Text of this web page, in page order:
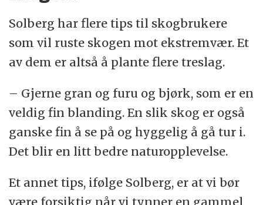
Solberg har flere tips til skogbrukere
som vil ruste skogen mot ekstremvær. Et
av dem er altså å plante flere treslag.
– Gjerne gran og furu og bjørk, som er en
veldig fin blanding. En slik skog er også
ganske fin å se på og hyggelig å gå tur i.
Det blir en litt bedre naturopplevelse.
Et annet tips, ifølge Solberg, er at vi bør
være forsiktig når vi tynner en gammel